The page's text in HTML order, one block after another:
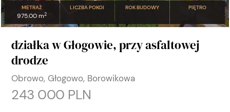
METRAŻ
975.00 m2
LICZBA POKOI ROK BUDOWY PIĘTRO
działka w Głogowie, przy asfaltowej
drodze
Obrowo, Głogowo, Borowikowa
243 000 PLN